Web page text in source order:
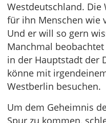
Westdeutschland. Die
für ihn Menschen wie
Und er will so gern
Manchmal
in der Hauptstadt der
könne mit
Westberlin besuchen.
Um dem Geheimnis
Spur zu kommen,